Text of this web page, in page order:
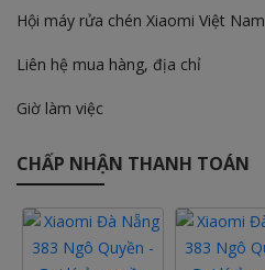
Hội máy rửa chén Xiaomi Việt Nam
Liên hệ mua hàng, địa chỉ
Giờ làm việc
CHẤP NHẬN THANH TOÁN